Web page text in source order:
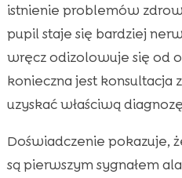
istnienie problemów
pupil staje się bardziej
wręcz odizolowuje się od
konieczna jest konsultacja
uzyskać właściwą
Doświadczenie pokazuje,
są pierwszym sygnałem